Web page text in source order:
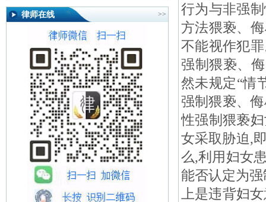
律师在线 >>
行为与非强
方法猥亵、
不能视作犯
强制猥亵、
然未规定“情
强制猥亵、
性强制猥亵
女采取胁迫,
么,利用妇女
能否认定为
上是违背妇